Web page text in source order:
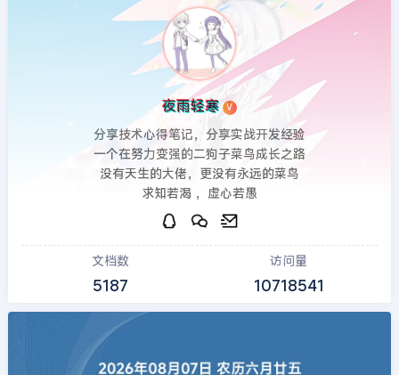
夜雨轻寒 V
分享技术心得笔记，分享实战开发经验
一个在努力变强的二狗子菜鸟成长之路
没有天生的大佬，更没有永远的菜鸟
求知若渴 ，虚心若愚
文档数
5187
访问量
10718541